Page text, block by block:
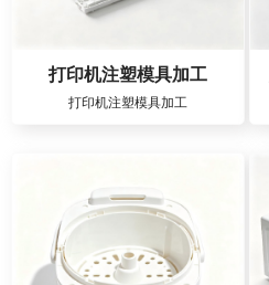
打印机注塑模具加工
打印机注塑模具加工